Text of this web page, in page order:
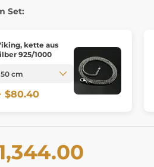
Set:
kette aus
925/1000
$80.40